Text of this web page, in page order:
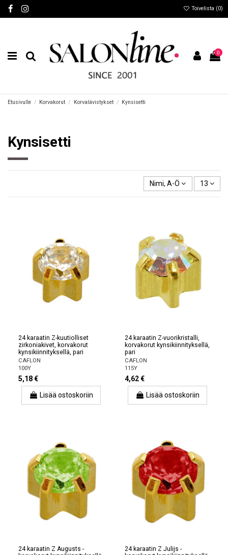
Toivelista (0)
0
Etusivulle Korvakorut Korvalävistykset Kynsisetti
Kynsisetti
Nimi, A-Ö 13
24 karaatin Z-kuutiolliset
zirkoniakivet, korvakorut
kynsikiinnityksellä, pari
CAFLON
100Y
5,18 €
Lisää ostoskoriin
24 karaatin Z-vuorikristalli,
korvakorut kynsikiinnityksellä,
pari
CAFLON
115Y
4,62 €
Lisää ostoskoriin
24 karaatin Z Augusts -
24 karaatin Z Julijs -